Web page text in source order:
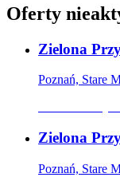
Oferty
Zielona
Poznań, Stare
Zielona
Poznań, Stare